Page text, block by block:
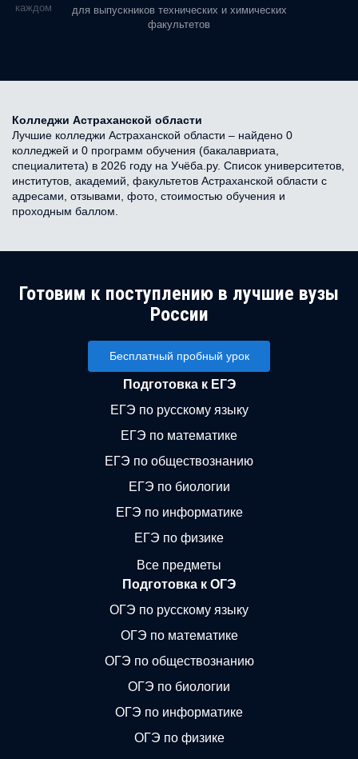
в каждом
для выпускников технических и химических
факультетов
Колледжи Астраханской области
Лучшие колледжи Астраханской области – найдено 0
колледжей и 0 программ обучения (бакалавриата,
специалитета) в 2026 году на Учёба.ру. Список университетов,
институтов, академий, факультетов Астраханской области с
адресами, отзывами, фото, стоимостью обучения и
проходным баллом.
Готовим к поступлению в лучшие вузы
России
Бесплатный пробный урок
Подготовка к ЕГЭ
ЕГЭ по русскому языку
ЕГЭ по математике
ЕГЭ по обществознанию
ЕГЭ по биологии
ЕГЭ по информатике
ЕГЭ по физике
Все предметы
Подготовка к ОГЭ
ОГЭ по русскому языку
ОГЭ по математике
ОГЭ по обществознанию
ОГЭ по биологии
ОГЭ по информатике
ОГЭ по физике